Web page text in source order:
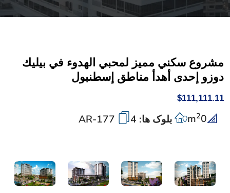
مشروع سكني مميز لمحبي الهدوء في بيليك
دوزو إحدى أهدأ مناطق إسطنبول
$111,111.11
0
m2 بلوک ها: 4